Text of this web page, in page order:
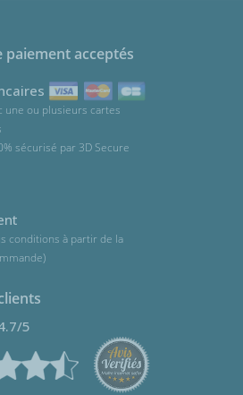
paiement acceptés
une ou plusieurs cartes
sécurisé par 3D Secure
conditions à partir de la
5